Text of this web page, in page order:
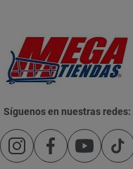
Síguenos en nuestras redes: